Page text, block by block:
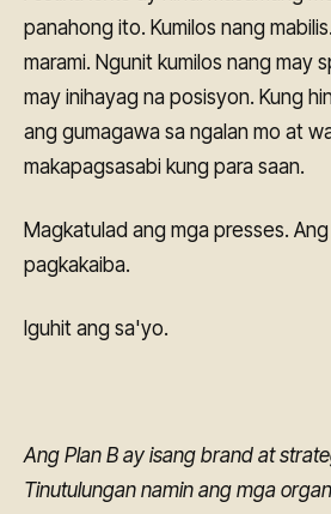
panahong ito. Kumilos nang
marami. Ngunit kumilos nang may
may inihayag na posisyon. Kung
ang gumagawa sa ngalan mo at
makapagsasabi kung para saan.
Magkatulad ang mga presses.
pagkakaiba.
Iguhit ang sa'yo.
Ang Plan B ay isang brand at
Tinutulungan namin ang mga